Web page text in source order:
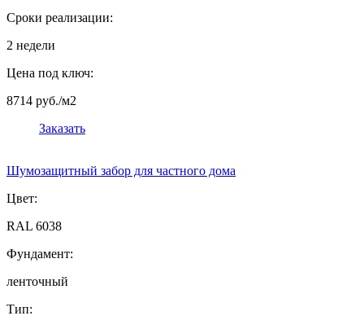
Сроки реализации:
2 недели
Цена под ключ:
8714 руб./м2
Заказать
Шумозащитный забор для частного дома
Цвет:
RAL 6038
Фундамент:
ленточный
Тип: